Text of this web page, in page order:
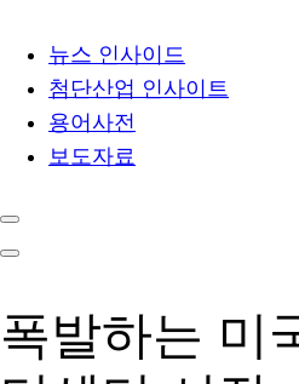
뉴스 인사이드
첨단산업 인사이트
용어사전
보도자료
폭발하는 미